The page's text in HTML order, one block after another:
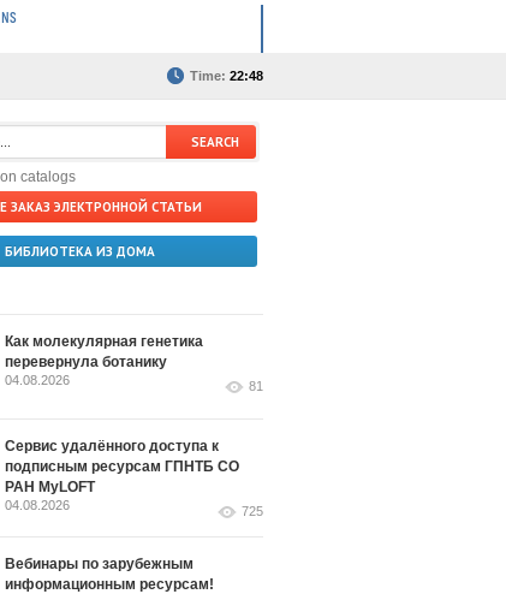
Time: 22:48
on catalogs
ЗАКАЗ ЭЛЕКТРОННОЙ СТАТЬИ
БИБЛИОТЕКА ИЗ ДОМА
Как молекулярная генетика
перевернула ботанику
04.08.2026 81
Сервис удалённого доступа к
подписным ресурсам ГПНТБ СО
РАН MyLOFT
04.08.2026 725
Вебинары по зарубежным
информационным ресурсам!